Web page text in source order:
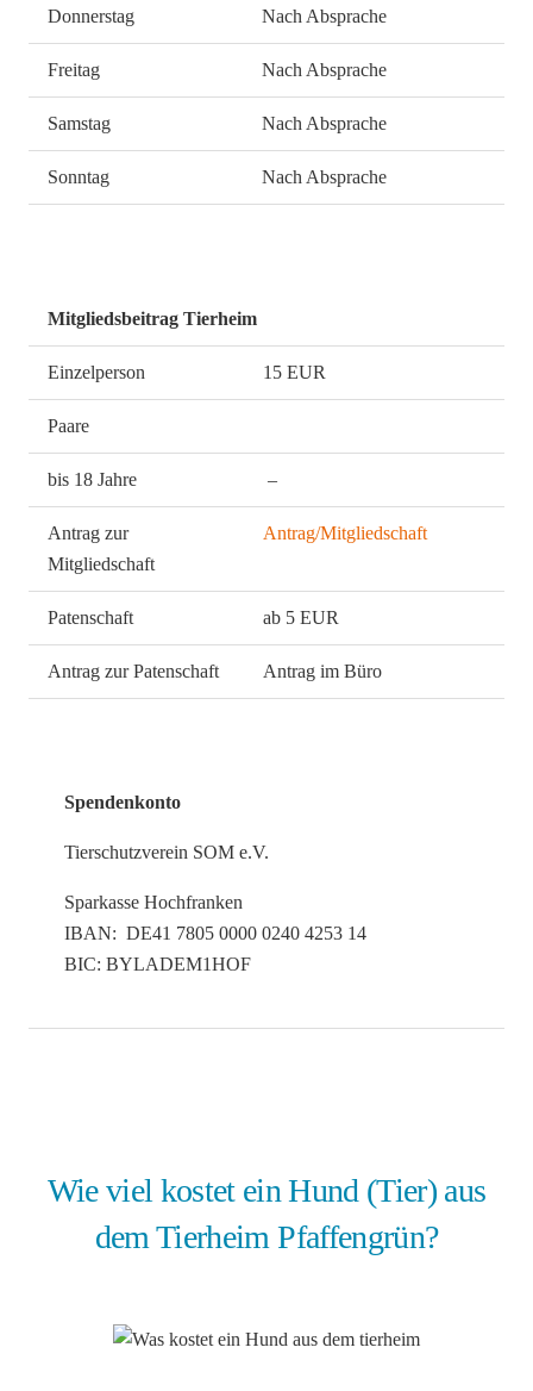
Donnerstag Nach Absprache
Freitag Nach Absprache
Samstag Nach Absprache
Sonntag Nach Absprache
Mitgliedsbeitrag Tierheim
Einzelperson 15 EUR
Paare
bis 18 Jahre –
Antrag zur
Mitgliedschaft
Antrag/Mitgliedschaft
Patenschaft ab 5 EUR
Antrag zur Patenschaft Antrag im Büro
Spendenkonto
Tierschutzverein SOM e.V.
Sparkasse Hochfranken
IBAN: DE41 7805 0000 0240 4253 14
BIC: BYLADEM1HOF
Wie viel kostet ein Hund (Tier) aus
dem Tierheim Pfaffengrün?